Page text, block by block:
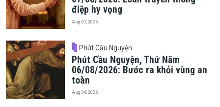
điệp hy vọng
Aug 07, 2026
Phút Cầu Nguyện
Phút Cầu Nguyện, Thứ Năm
06/08/2026: Bước ra khỏi vùng an
toàn
Aug 06, 2026